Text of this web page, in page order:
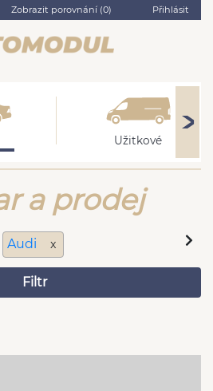
Zobrazit porovnání (0) Přihlásit
Užitkové
a prodej
Audi x
Filtr